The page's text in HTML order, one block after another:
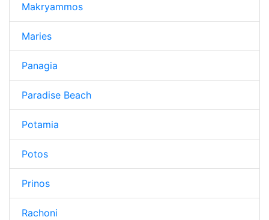
Makryammos
Maries
Panagia
Paradise Beach
Potamia
Potos
Prinos
Rachoni